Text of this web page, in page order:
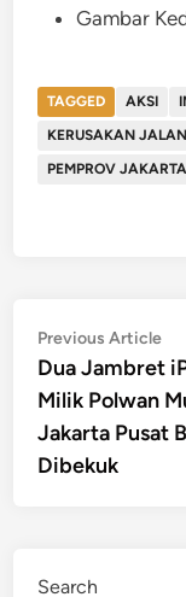
Gambar
TAGGED AKSI
KERUSAKAN JALAN
PEMPROV JAKARTA
Post
navigation
Previous Article
Dua Jambret
Milik Polwan
Jakarta Pusat
Dibekuk
Search